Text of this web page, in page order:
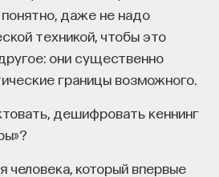
даже не надо
техникой, чтобы это
они существенно
границы возможного.
дешифровать кеннинг
человека, который впервые